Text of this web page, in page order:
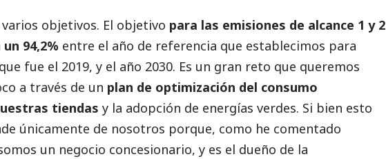
varios objetivos. El objetivo para las emisiones de alcance 1 y 2
94,2% entre el año de referencia que establecimos para
fue el 2019, y el año 2030. Es un gran reto que queremos
a través de un plan de optimización del consumo
tiendas y la adopción de energías verdes. Si bien esto
únicamente de nosotros porque, como he comentado
un negocio concesionario, y es el dueño de la